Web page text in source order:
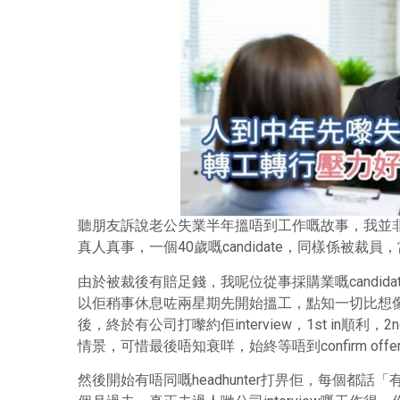
聽朋友訴說老公失業半年搵唔到工作嘅故事，我
真人真事，一個40歲嘅candidate，同樣係被裁員
由於被裁後有賠足錢，我呢位從事採購業嘅
以佢稍事休息咗兩星期先開始搵工，點知一切比
後，終於有公司打嚟約佢interview，1st in順利，
情景，可惜最後唔知衰咩，始終等唔到confirm
然後開始有唔同嘅headhunter打畀佢，每個都話